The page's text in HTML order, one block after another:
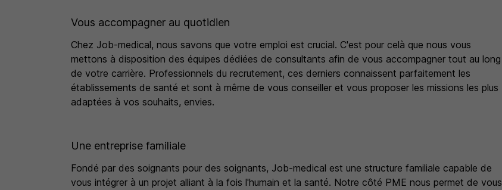
Vous accompagner au quotidien
Chez Job-medical, nous savons que votre emploi est crucial. C'est pour celà que nous vous
mettons à disposition des équipes dédiées de consultants afin de vous accompagner tout au long
de votre carrière. Professionnels du recrutement, ces derniers connaissent parfaitement les
établissements de santé et sont à même de vous conseiller et vous proposer les missions les plus
adaptées à vos souhaits, envies.
Une entreprise familiale
Fondé par des soignants pour des soignants, Job-medical est une structure familiale capable de
vous intégrer à un projet alliant à la fois l'humain et la santé. Notre côté PME nous permet de vous